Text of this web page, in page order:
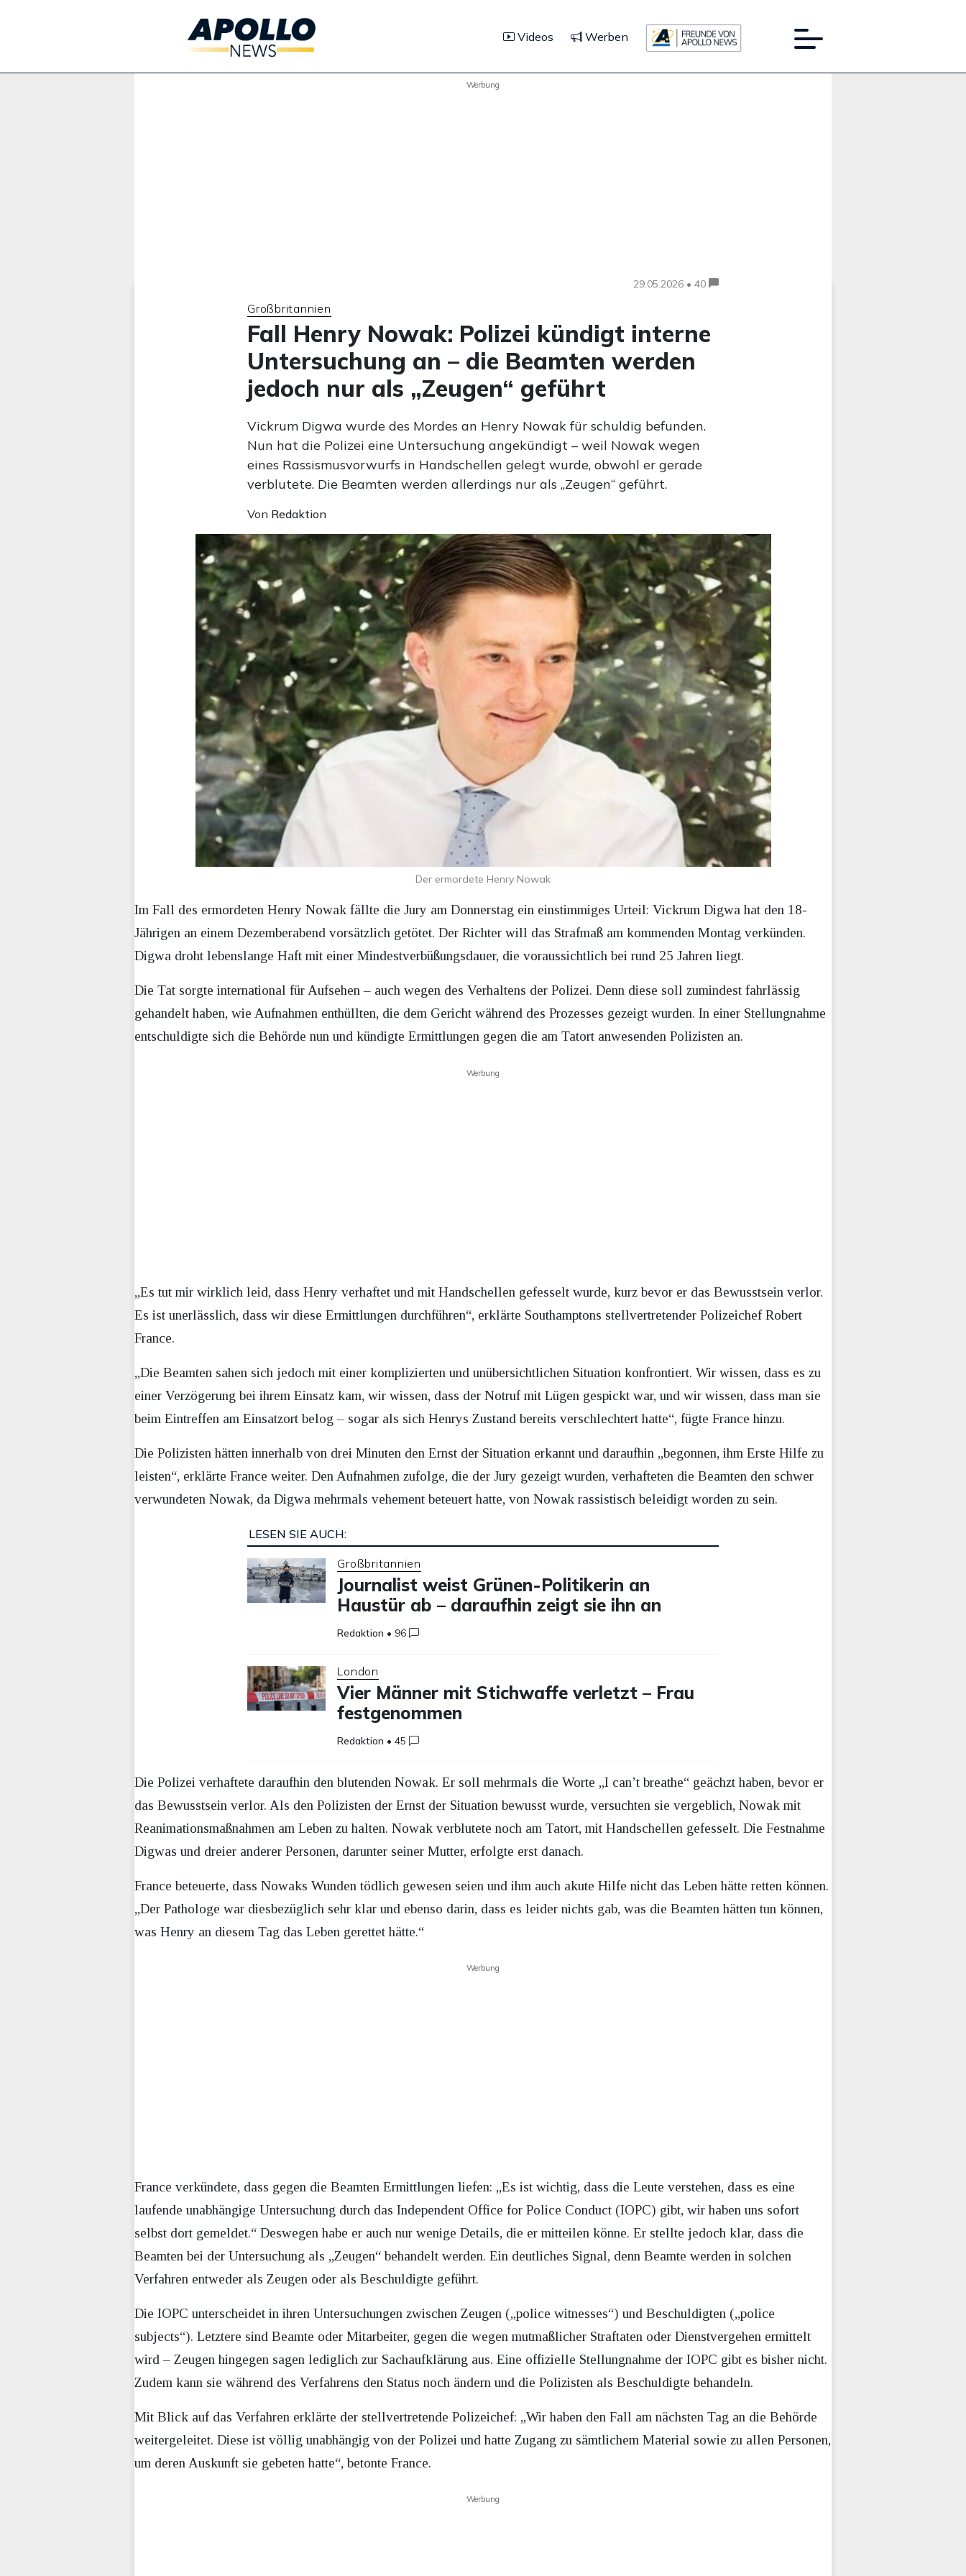
Videos Werben
Werbung
29.05.2026 • 40
Großbritannien
Fall Henry Nowak: Polizei kündigt interne
Untersuchung an – die Beamten werden
jedoch nur als „Zeugen“ geführt
Vickrum Digwa wurde des Mordes an Henry Nowak für schuldig befunden.
Nun hat die Polizei eine Untersuchung angekündigt – weil Nowak wegen
eines Rassismusvorwurfs in Handschellen gelegt wurde, obwohl er gerade
verblutete. Die Beamten werden allerdings nur als „Zeugen“ geführt.
Von Redaktion
Der ermordete Henry Nowak
Im Fall des ermordeten Henry Nowak fällte die Jury am Donnerstag ein einstimmiges Urteil: Vickrum Digwa hat den 18-
Jährigen an einem Dezemberabend vorsätzlich getötet. Der Richter will das Strafmaß am kommenden Montag verkünden.
Digwa droht lebenslange Haft mit einer Mindestverbüßungsdauer, die voraussichtlich bei rund 25 Jahren liegt.
Die Tat sorgte international für Aufsehen – auch wegen des Verhaltens der Polizei. Denn diese soll zumindest fahrlässig
gehandelt haben, wie Aufnahmen enthüllten, die dem Gericht während des Prozesses gezeigt wurden. In einer Stellungnahme
entschuldigte sich die Behörde nun und kündigte Ermittlungen gegen die am Tatort anwesenden Polizisten an.
Werbung
„Es tut mir wirklich leid, dass Henry verhaftet und mit Handschellen gefesselt wurde, kurz bevor er das Bewusstsein verlor.
Es ist unerlässlich, dass wir diese Ermittlungen durchführen“, erklärte Southamptons stellvertretender Polizeichef Robert
France.
„Die Beamten sahen sich jedoch mit einer komplizierten und unübersichtlichen Situation konfrontiert. Wir wissen, dass es zu
einer Verzögerung bei ihrem Einsatz kam, wir wissen, dass der Notruf mit Lügen gespickt war, und wir wissen, dass man sie
beim Eintreffen am Einsatzort belog – sogar als sich Henrys Zustand bereits verschlechtert hatte“, fügte France hinzu.
Die Polizisten hätten innerhalb von drei Minuten den Ernst der Situation erkannt und daraufhin „begonnen, ihm Erste Hilfe zu
leisten“, erklärte France weiter. Den Aufnahmen zufolge, die der Jury gezeigt wurden, verhafteten die Beamten den schwer
verwundeten Nowak, da Digwa mehrmals vehement beteuert hatte, von Nowak rassistisch beleidigt worden zu sein.
LESEN SIE AUCH:
Großbritannien
Journalist weist Grünen-Politikerin an
Haustür ab – daraufhin zeigt sie ihn an
Redaktion • 96
London
Vier Männer mit Stichwaffe verletzt – Frau
festgenommen
Redaktion •45
Die Polizei verhaftete daraufhin den blutenden Nowak. Er soll mehrmals die Worte „I can’t breathe“ geächzt haben, bevor er
das Bewusstsein verlor. Als den Polizisten der Ernst der Situation bewusst wurde, versuchten sie vergeblich, Nowak mit
Reanimationsmaßnahmen am Leben zu halten. Nowak verblutete noch am Tatort, mit Handschellen gefesselt. Die Festnahme
Digwas und dreier anderer Personen, darunter seiner Mutter, erfolgte erst danach.
France beteuerte, dass Nowaks Wunden tödlich gewesen seien und ihm auch akute Hilfe nicht das Leben hätte retten können.
„Der Pathologe war diesbezüglich sehr klar und ebenso darin, dass es leider nichts gab, was die Beamten hätten tun können,
was Henry an diesem Tag das Leben gerettet hätte.“
Werbung
France verkündete, dass gegen die Beamten Ermittlungen liefen: „Es ist wichtig, dass die Leute verstehen, dass es eine
laufende unabhängige Untersuchung durch das Independent Office for Police Conduct (IOPC) gibt, wir haben uns sofort
selbst dort gemeldet.“ Deswegen habe er auch nur wenige Details, die er mitteilen könne. Er stellte jedoch klar, dass die
Beamten bei der Untersuchung als „Zeugen“ behandelt werden. Ein deutliches Signal, denn Beamte werden in solchen
Verfahren entweder als Zeugen oder als Beschuldigte geführt.
Die IOPC unterscheidet in ihren Untersuchungen zwischen Zeugen („police witnesses“) und Beschuldigten („police
subjects“). Letztere sind Beamte oder Mitarbeiter, gegen die wegen mutmaßlicher Straftaten oder Dienstvergehen ermittelt
wird – Zeugen hingegen sagen lediglich zur Sachaufklärung aus. Eine offizielle Stellungnahme der IOPC gibt es bisher nicht.
Zudem kann sie während des Verfahrens den Status noch ändern und die Polizisten als Beschuldigte behandeln.
Mit Blick auf das Verfahren erklärte der stellvertretende Polizeichef: „Wir haben den Fall am nächsten Tag an die Behörde
weitergeleitet. Diese ist völlig unabhängig von der Polizei und hatte Zugang zu sämtlichem Material sowie zu allen Personen,
um deren Auskunft sie gebeten hatte“, betonte France.
Werbung